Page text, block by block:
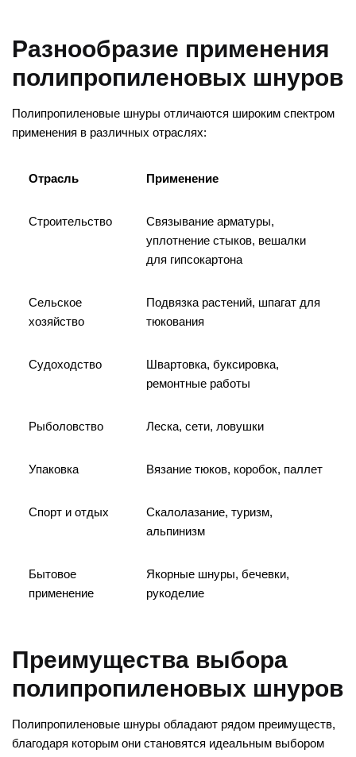
Разнообразие применения
полипропиленовых шнуров
Полипропиленовые шнуры отличаются широким спектром
применения в различных отраслях:
Отрасль Применение
Строительство
Связывание арматуры,
уплотнение стыков, вешалки
для гипсокартона
Сельское
хозяйство
Подвязка растений, шпагат для
тюкования
Судоходство
Швартовка, буксировка,
ремонтные работы
Рыболовство Леска, сети, ловушки
Упаковка Вязание тюков, коробок, паллет
Спорт и отдых
Скалолазание, туризм,
альпинизм
Бытовое
применение
Якорные шнуры, бечевки,
рукоделие
Преимущества выбора
полипропиленовых шнуров
Полипропиленовые шнуры обладают рядом преимуществ,
благодаря которым они становятся идеальным выбором